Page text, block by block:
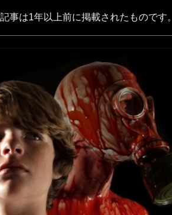
事は1年以上前に掲載されたものです。